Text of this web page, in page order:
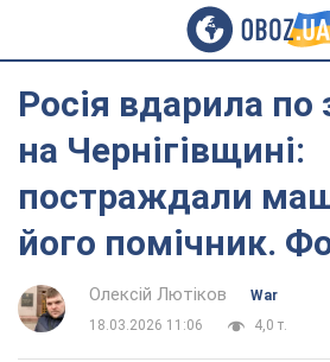
Росія вдарила по
на Чернігівщині:
постраждали
його помічник.
Олексій Лютіков
War
18.03.2026 11:06
4,0 т.